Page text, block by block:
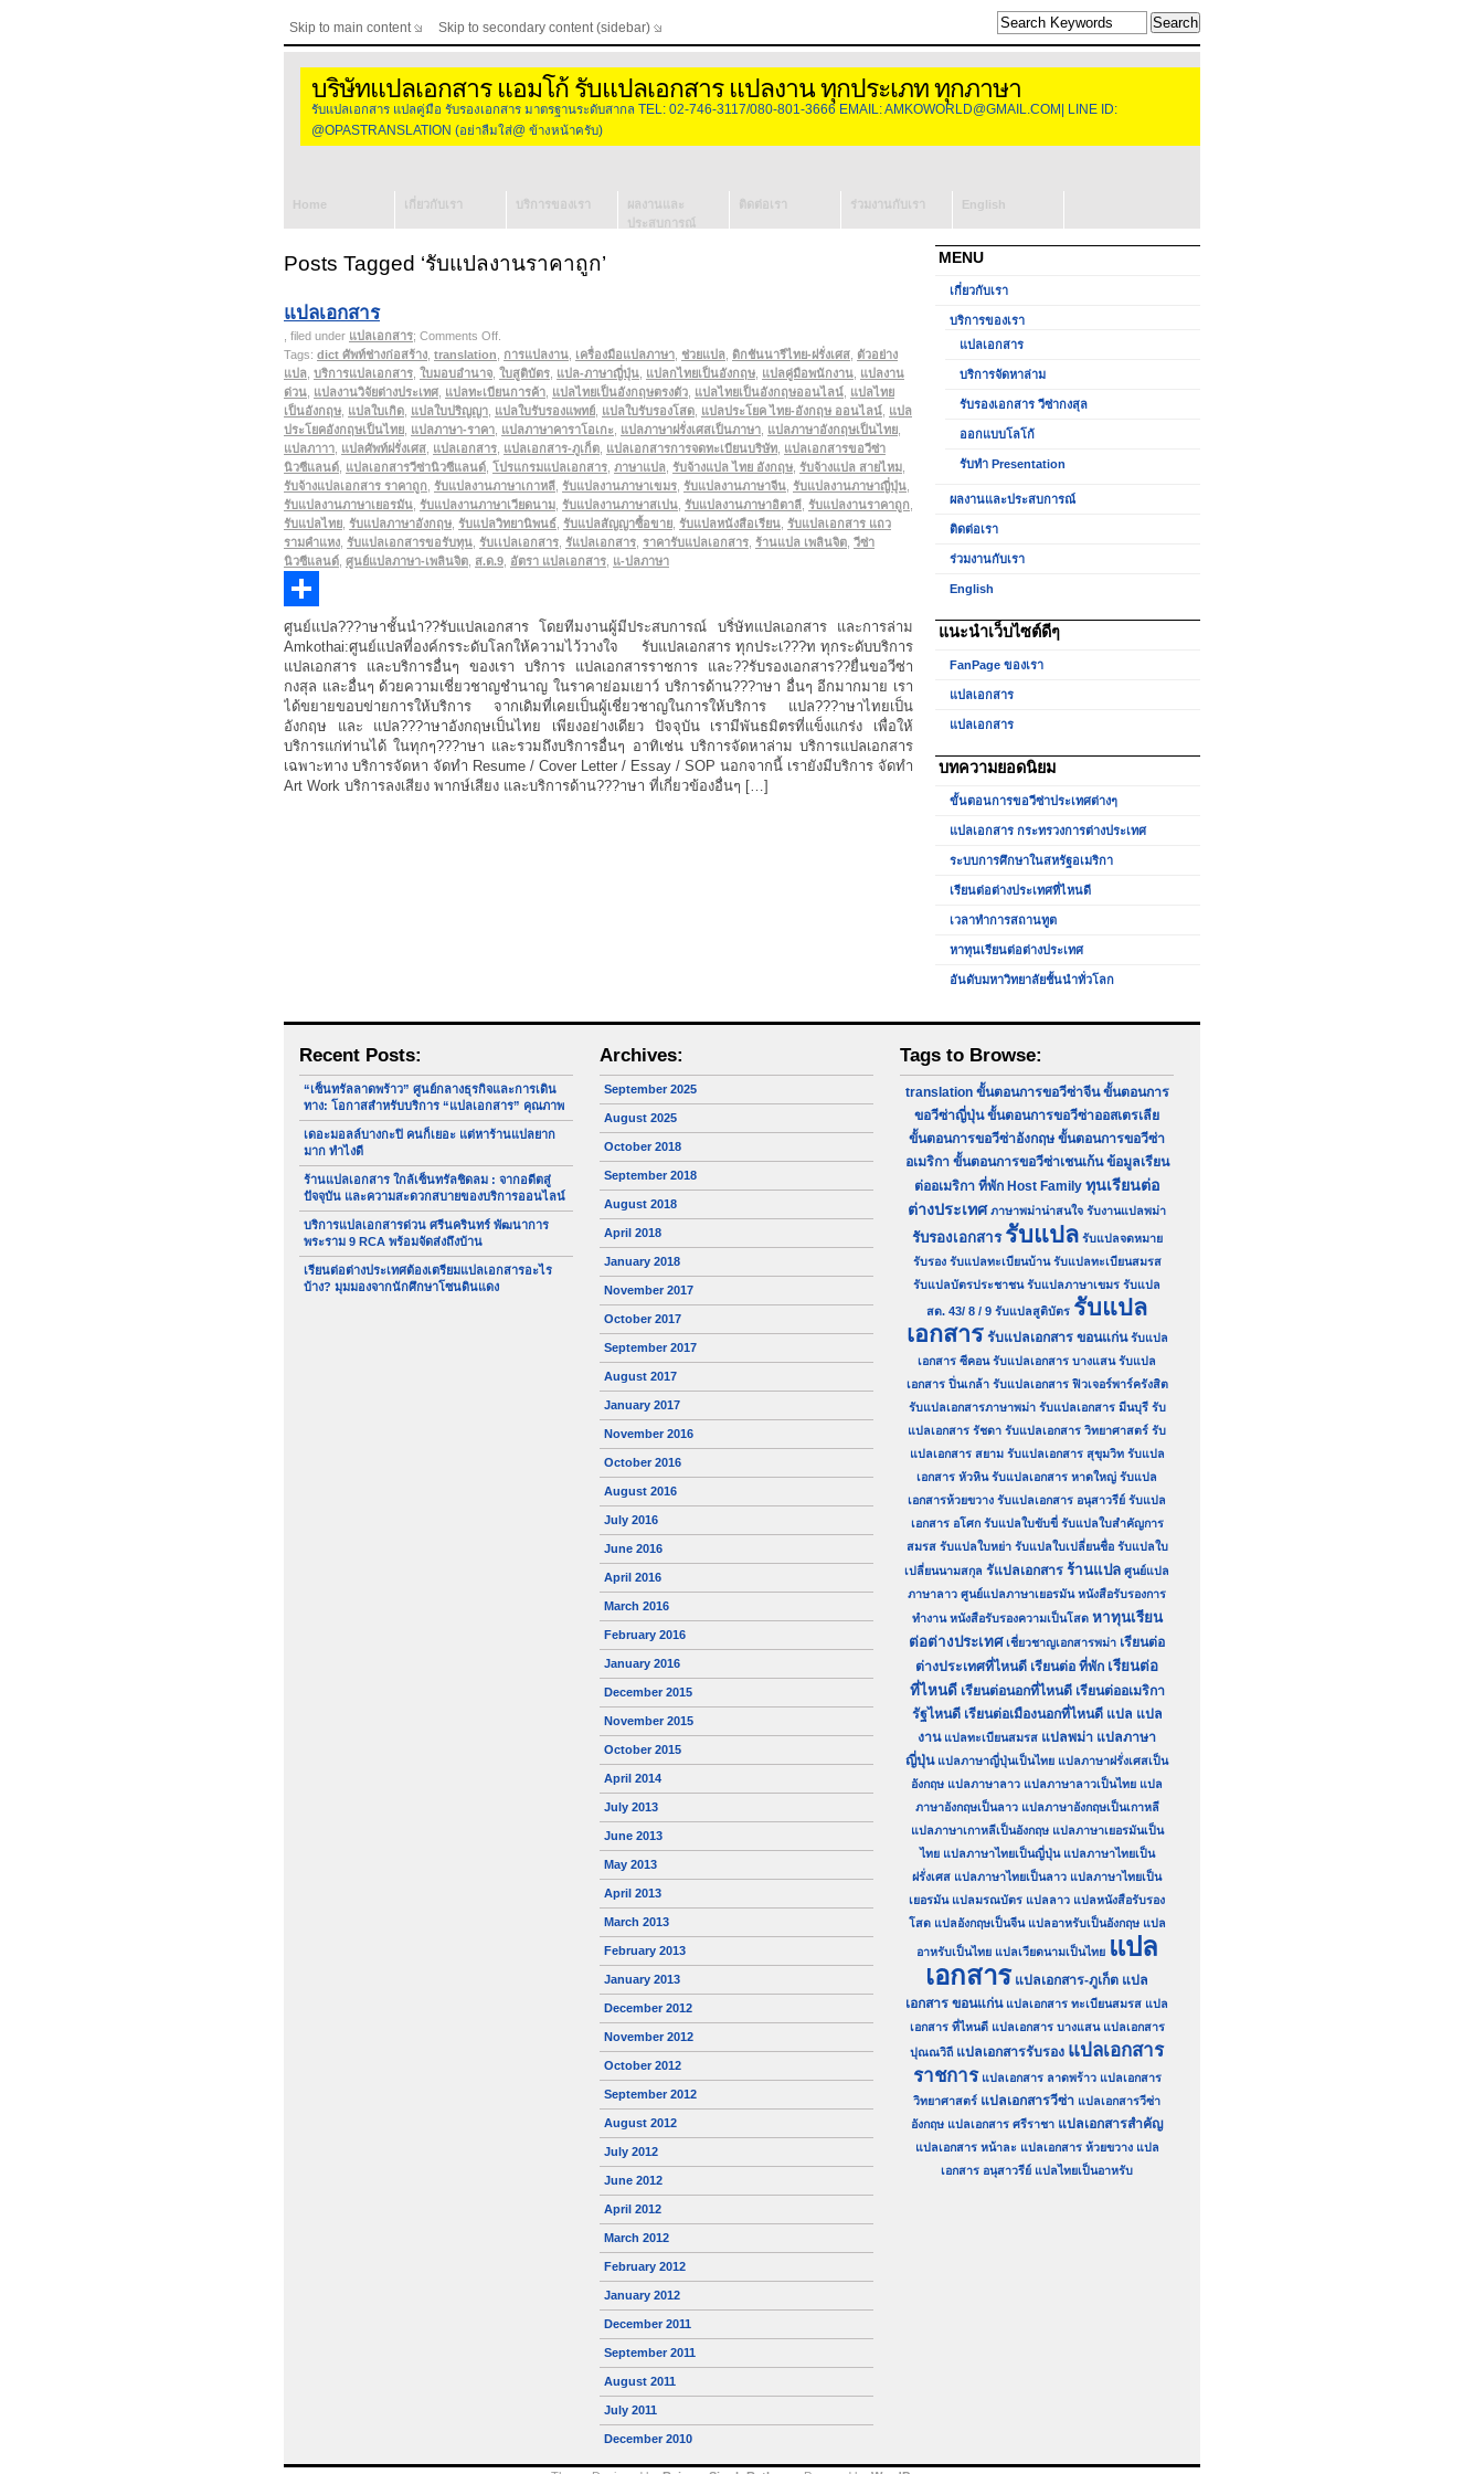
Skip to main content Skip to secondary content (sidebar)
บริษัทแปลเอกสาร แอมโก้ รับแปลเอกสาร แปลงาน ทุกประเภท ทุกภาษา
รับแปลเอกสาร แปลคู่มือ รับรองเอกสาร มาตรฐานระดับสากล TEL: 02-746-3117/080-801-3666 EMAIL: AMKOWORLD@GMAIL.COM| LINE ID:
@OPASTRANSLATION (อย่าลืมใส่@ ข้างหน้าครับ)
Home เกี่ยวกับเรา บริการของเรา
ออกแบบโลโก้
รับทำ
Presentation
ผลงานและ
ประสบการณ์
ติดต่อเรา ร่วมงานกับเรา English
Posts Tagged ‘รับแปลงานราคาถูก’
แปลเอกสาร
, filed under แปลเอกสาร; Comments Offon
แปล
เอกสาร
Tags: dict ศัพท์ช่างก่อสร้าง translation การแปลงาน เครื่องมือแปลภาษา ช่วยแปล ดิกชันนารีไทย-ฝรั่งเศส ตัวอย่าง
แปล บริการแปลเอกสาร ใบมอบอำนาจ ใบสูติบัตร แปล-ภาษาญี่ปุ่น แปลกไทยเป็นอังกฤษ แปลคู่มือพนักงาน แปลงาน
ด่วน แปลงานวิจัยต่างประเทศ แปลทะเบียนการค้า แปลไทยเป็นอังกฤษตรงตัว แปลไทยเป็นอังกฤษออนไลน์ แปลไทย
เป็นอังกฤษ แปลใบเกิด แปลใบปริญญา แปลใบรับรองแพทย์ แปลใบรับรองโสด แปลประโยค ไทย-อังกฤษ ออนไลน์ แปล
ประโยคอังกฤษเป็นไทย แปลภาษา-ราคา แปลภาษาคาราโอเกะ แปลภาษาฝรั่งเศสเป็นภาษา แปลภาษาอังกฤษเป็นไทย
แปลภาาา แปลศัพท์ฝรั่งเศส แปลเอกสาร แปลเอกสาร-ภูเก็ต แปลเอกสารการจดทะเบียนบริษัท แปลเอกสารขอวีซ่า
นิวซีแลนด์ แปลเอกสารวีซ่านิวซีแลนด์ โปรแกรมแปลเอกสาร ภาษาแปล รับจ้างแปล ไทย อังกฤษ รับจ้างแปล สายไหม
รับจ้างแปลเอกสาร ราคาถูก รับแปลงานภาษาเกาหลี รับแปลงานภาษาเขมร รับแปลงานภาษาจีน รับแปลงานภาษาญี่ปุ่น
รับแปลงานภาษาเยอรมัน รับแปลงานภาษาเวียดนาม รับแปลงานภาษาสเปน รับแปลงานภาษาอิตาลี รับแปลงานราคาถูก
รับแปลไทย รับแปลภาษาอังกฤษ รับแปลวิทยานิพนธ์ รับแปลสัญญาซื้อขาย รับแปลหนังสือเรียน รับแปลเอกสาร แถว
รามคำแหง รับแปลเอกสารขอรับทุน รับเเปลเอกสาร รัแปลเอกสาร ราคารับแปลเอกสาร ร้านแปล เพลินจิต วีซ่า
นิวซีแลนด์ ศูนย์แปลภาษา-เพลินจิต ส.ด.9 อัตรา แปลเอกสาร แ-ปลภาษา
Share
ศูนย์แปล???าษาชั้นนำ??รับแปลเอกสาร โดยทีมงานผู้มีประสบการณ์ บริํษัทแปลเอกสาร และการล่าม
Amkothai:ศูนย์แปลที่องค์กรระดับโลกให้ความไว้วางใจ รับแปลเอกสาร ทุกประเ???ท ทุกระดับบริการ
แปลเอกสาร และบริการอื่นๆ ของเรา บริการ แปลเอกสารราชการ และ??รับรองเอกสาร??ยื่นขอวีซ่า
กงสุล และอื่นๆ ด้วยความเชี่ยวชาญชำนาญ ในราคาย่อมเยาว์ บริการด้าน???าษา อื่นๆ อีกมากมาย เรา
ได้ขยายขอบข่ายการให้บริการ จากเดิมที่เคยเป็นผู้เชี่ยวชาญในการให้บริการ แปล???าษาไทยเป็น
อังกฤษ และ แปล???าษาอังกฤษเป็นไทย เพียงอย่างเดียว ปัจจุบัน เรามีพันธมิตรที่แข็งแกร่ง เพื่อให้
บริการแก่ท่านได้ ในทุกๆ???าษา และรวมถึงบริการอื่นๆ อาทิเช่น บริการจัดหาล่าม บริการแปลเอกสาร
เฉพาะทาง บริการจัดหา จัดทำ Resume / Cover Letter / Essay / SOP นอกจากนี้ เรายังมีบริการ จัดทำ
Art Work บริการลงเสียง พากษ์เสียง และบริการด้าน???าษา ที่เกี่ยวข้องอื่นๆ […]
MENU
เกี่ยวกับเรา
บริการของเรา
แปลเอกสาร
บริการจัดหาล่าม
รับรองเอกสาร วีซ่ากงสุล
ออกแบบโลโก้
รับทำ Presentation
ผลงานและประสบการณ์
ติดต่อเรา
ร่วมงานกับเรา
English
แนะนำเว็บไซต์ดีๆ
FanPage ของเรา
แปลเอกสาร
แปลเอกสาร
บทความยอดนิยม
ขั้นตอนการขอวีซ่าประเทศต่างๆ
แปลเอกสาร กระทรวงการต่างประเทศ
ระบบการศึกษาในสหรัฐอเมริกา
เรียนต่อต่างประเทศที่ไหนดี
เวลาทำการสถานทูต
หาทุนเรียนต่อต่างประเทศ
อันดับมหาวิทยาลัยชั้นนำทั่วโลก
Recent Posts:
“เซ็นทรัลลาดพร้าว” ศูนย์กลางธุรกิจและการเดิน
ทาง: โอกาสสำหรับบริการ “แปลเอกสาร” คุณภาพ
เดอะมอลล์บางกะปิ คนก็เยอะ แต่หาร้านแปลยาก
มาก ทำไงดี
ร้านแปลเอกสาร ใกล้เซ็นทรัลชิดลม : จากอดีตสู่
ปัจจุบัน และความสะดวกสบายของบริการออนไลน์
บริการแปลเอกสารด่วน ศรีนครินทร์ พัฒนาการ
พระราม 9 RCA พร้อมจัดส่งถึงบ้าน
เรียนต่อต่างประเทศต้องเตรียมแปลเอกสารอะไร
บ้าง? มุมมองจากนักศึกษาโซนดินแดง
Archives:
September 2025
August 2025
October 2018
September 2018
August 2018
April 2018
January 2018
November 2017
October 2017
September 2017
August 2017
January 2017
November 2016
October 2016
August 2016
July 2016
June 2016
April 2016
March 2016
February 2016
January 2016
December 2015
November 2015
October 2015
April 2014
July 2013
June 2013
May 2013
April 2013
March 2013
February 2013
January 2013
December 2012
November 2012
October 2012
September 2012
August 2012
July 2012
June 2012
April 2012
March 2012
February 2012
January 2012
December 2011
September 2011
August 2011
July 2011
December 2010
Tags to Browse:
translation ขั้นตอนการขอวีซ่าจีน ขั้นตอนการ
ขอวีซ่าญี่ปุ่น ขั้นตอนการขอวีซ่าออสเตรเลีย
ขั้นตอนการขอวีซ่าอังกฤษ ขั้นตอนการขอวีซ่า
อเมริกา ขั้นตอนการขอวีซ่าเชนเก้น ข้อมูลเรียน
ต่ออเมริกา ที่พัก Host Family ทุนเรียนต่อ
ต่างประเทศ ภาษาพม่าน่าสนใจ รับงานแปลพม่า
รับรองเอกสาร รับแปล รับแปลจดหมาย
รับรอง รับแปลทะเบียนบ้าน รับแปลทะเบียนสมรส
รับแปลบัตรประชาชน รับแปลภาษาเขมร รับแปล
สด. 43/ 8 / 9 รับแปลสูติบัตร รับแปล
เอกสาร รับแปลเอกสาร ขอนแก่น รับแปล
เอกสาร ซีคอน รับแปลเอกสาร บางแสน รับแปล
เอกสาร ปิ่นเกล้า รับแปลเอกสาร ฟิวเจอร์พาร์ครังสิต
รับแปลเอกสารภาษาพม่า รับแปลเอกสาร มีนบุรี รับ
แปลเอกสาร รัชดา รับแปลเอกสาร วิทยาศาสตร์ รับ
แปลเอกสาร สยาม รับแปลเอกสาร สุขุมวิท รับแปล
เอกสาร หัวหิน รับแปลเอกสาร หาดใหญ่ รับแปล
เอกสารห้วยขวาง รับแปลเอกสาร อนุสาวรีย์ รับแปล
เอกสาร อโศก รับแปลใบขับขี่ รับแปลใบสำคัญการ
สมรส รับแปลใบหย่า รับแปลใบเปลี่ยนชื่อ รับแปลใบ
เปลี่ยนนามสกุล รัแปลเอกสาร ร้านแปล ศูนย์แปล
ภาษาลาว ศูนย์แปลภาษาเยอรมัน หนังสือรับรองการ
ทำงาน หนังสือรับรองความเป็นโสด หาทุนเรียน
ต่อต่างประเทศ เชี่ยวชาญเอกสารพม่า เรียนต่อ
ต่างประเทศที่ไหนดี เรียนต่อ ที่พัก เรียนต่อ
ที่ไหนดี เรียนต่อนอกที่ไหนดี เรียนต่ออเมริกา
รัฐไหนดี เรียนต่อเมืองนอกที่ไหนดี แปล แปล
งาน แปลทะเบียนสมรส แปลพม่า แปลภาษา
ญี่ปุ่น แปลภาษาญี่ปุ่นเป็นไทย แปลภาษาฝรั่งเศสเป็น
อังกฤษ แปลภาษาลาว แปลภาษาลาวเป็นไทย แปล
ภาษาอังกฤษเป็นลาว แปลภาษาอังกฤษเป็นเกาหลี
แปลภาษาเกาหลีเป็นอังกฤษ แปลภาษาเยอรมันเป็น
ไทย แปลภาษาไทยเป็นญี่ปุ่น แปลภาษาไทยเป็น
ฝรั่งเศส แปลภาษาไทยเป็นลาว แปลภาษาไทยเป็น
เยอรมัน แปลมรณบัตร แปลลาว แปลหนังสือรับรอง
โสด แปลอังกฤษเป็นจีน แปลอาหรับเป็นอังกฤษ แปล
อาหรับเป็นไทย แปลเวียดนามเป็นไทย แปล
เอกสาร แปลเอกสาร-ภูเก็ต แปล
เอกสาร ขอนแก่น แปลเอกสาร ทะเบียนสมรส แปล
เอกสาร ที่ไหนดี แปลเอกสาร บางแสน แปลเอกสาร
ปุณณวิถี แปลเอกสารรับรอง แปลเอกสาร
ราชการ แปลเอกสาร ลาดพร้าว แปลเอกสาร
วิทยาศาสตร์ แปลเอกสารวีซ่า แปลเอกสารวีซ่า
อังกฤษ แปลเอกสาร ศรีราชา แปลเอกสารสำคัญ
แปลเอกสาร หน้าละ แปลเอกสาร ห้วยขวาง แปล
เอกสาร อนุสาวรีย์ แปลไทยเป็นอาหรับ